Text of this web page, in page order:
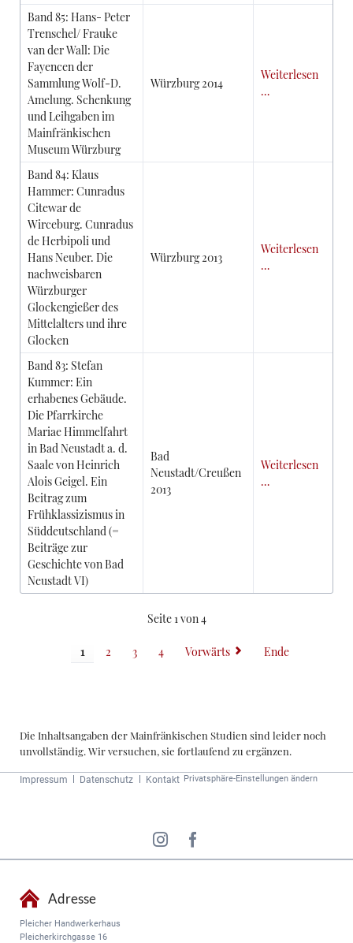
Band 85: Hans- Peter
Trenschel/ Frauke
van der Wall: Die
Fayencen der
Sammlung Wolf-D.
Amelung. Schenkung
und Leihgaben im
Mainfränkischen
Museum Würzburg
Würzburg 2014
Weiterlesen
…
Band 84: Klaus
Hammer: Cunradus
Citewar de
Wirceburg. Cunradus
de Herbipoli und
Hans Neuber. Die
nachweisbaren
Würzburger
Glockengießer des
Mittelalters und ihre
Glocken
Würzburg 2013
Weiterlesen
…
Band 83: Stefan
Kummer: Ein
erhabenes Gebäude.
Die Pfarrkirche
Mariae Himmelfahrt
in Bad Neustadt a. d.
Saale von Heinrich
Alois Geigel. Ein
Beitrag zum
Frühklassizismus in
Süddeutschland (=
Beiträge zur
Geschichte von Bad
Neustadt VI)
Bad
Neustadt/Creußen
2013
Weiterlesen
…
Seite 1 von 4
1 2 3 4 Vorwärts Ende
Die Inhaltsangaben der Mainfränkischen Studien sind leider noch
unvollständig. Wir versuchen, sie fortlaufend zu ergänzen.
Navigation
Impressum Datenschutz Kontakt Privatsphäre-Einstellungen ändern
Adresse
Pleicher Handwerkerhaus
Pleicherkirchgasse 16